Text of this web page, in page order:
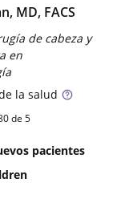
MD, FACS
de cabeza y
en
la salud
de 5
pacientes